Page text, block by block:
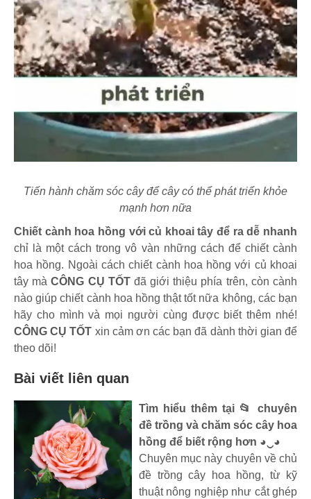
Tiến hành chăm sóc cây để cây có thể phát triển khỏe
mạnh hơn nữa
Chiết cành hoa hồng với củ khoai tây để ra dễ nhanh
chỉ là một cách trong vô vàn những cách để chiết cành
hoa hồng. Ngoài cách chiết cành hoa hồng với củ khoai
tây mà CÔNG CỤ TỐTđã giới thiệu phía trên, còn cành
nào giúp chiết cành hoa hồng thật tốt nữa không, các bạn
hãy cho mình và mọi người cùng được biết thêm nhé!
CÔNG CỤ TỐT xin cảm ơn các bạn đã dành thời gian để
theo dõi!
Bài viết liên quan
Tìm hiểu thêm tại 📂 chuyên
đề trồng và chăm sóc cây hoa
hồng để biết rộng hơn ◕‿◕
Chuyên mục này chuyên về chủ
đề trồng cây hoa hồng, từ kỹ
thuật nông nghiệp như cắt ghép